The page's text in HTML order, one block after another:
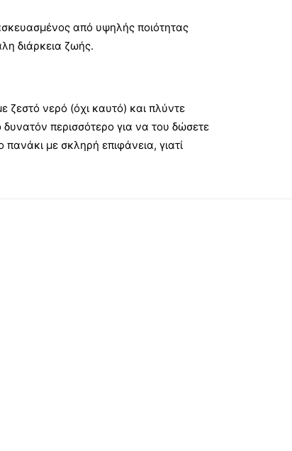
από υψηλής ποιότητας
διάρκεια ζωής.
ζεστό νερό (όχι καυτό) και πλύντε
περισσότερο για να του δώσετε
με σκληρή επιφάνεια, γιατί